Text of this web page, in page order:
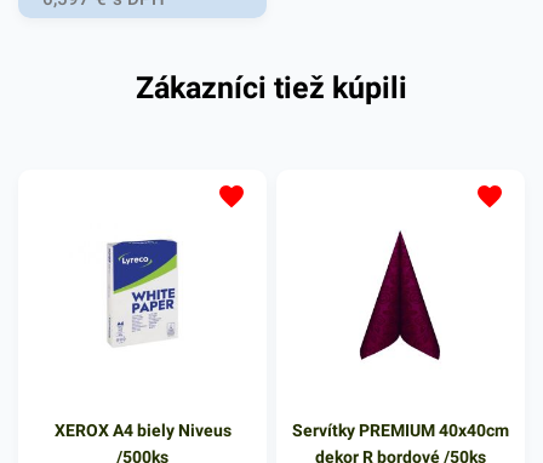
v domácnostiach a pod.
kvalitného papiera poskytne
Zákazníci tiež kúpili
XEROX A4 biely Niveus
/500ks
Servítky PREMIUM 40x40cm
dekor R bordové /50ks